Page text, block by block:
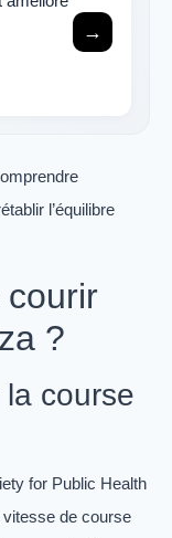
→
l’équilibre
courir
?
course
for Public Health
de course